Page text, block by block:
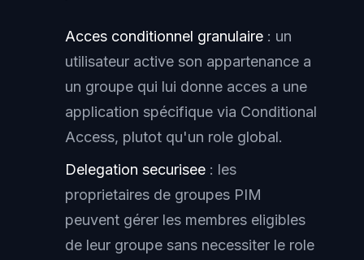
Acces conditionnel granulaire : un
utilisateur active son appartenance a
un groupe qui lui donne acces a une
application spécifique via Conditional
Access, plutot qu'un role global.
Delegation securisee : les
proprietaires de groupes PIM
peuvent gérer les membres eligibles
de leur groupe sans necessiter le role